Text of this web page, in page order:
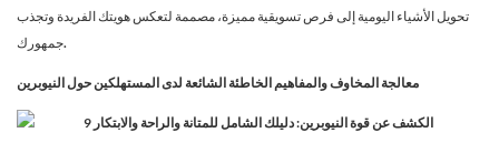
تحويل الأشياء اليومية إلى فرص تسويقية مميزة، مصممة لتعكس هويتك الفريدة وتجذب
جمهورك.
معالجة المخاوف والمفاهيم الخاطئة الشائعة لدى المستهلكين حول النيوبرين